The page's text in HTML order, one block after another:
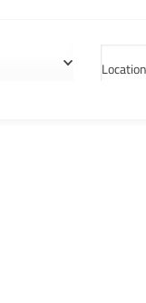
Location